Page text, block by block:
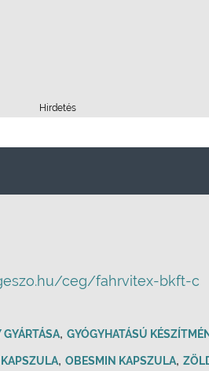
Hirdetés
ceg/fahrvitex-bkft-c
, GYÓGYHATÁSÚ
, OBESMIN KAPSZULA,